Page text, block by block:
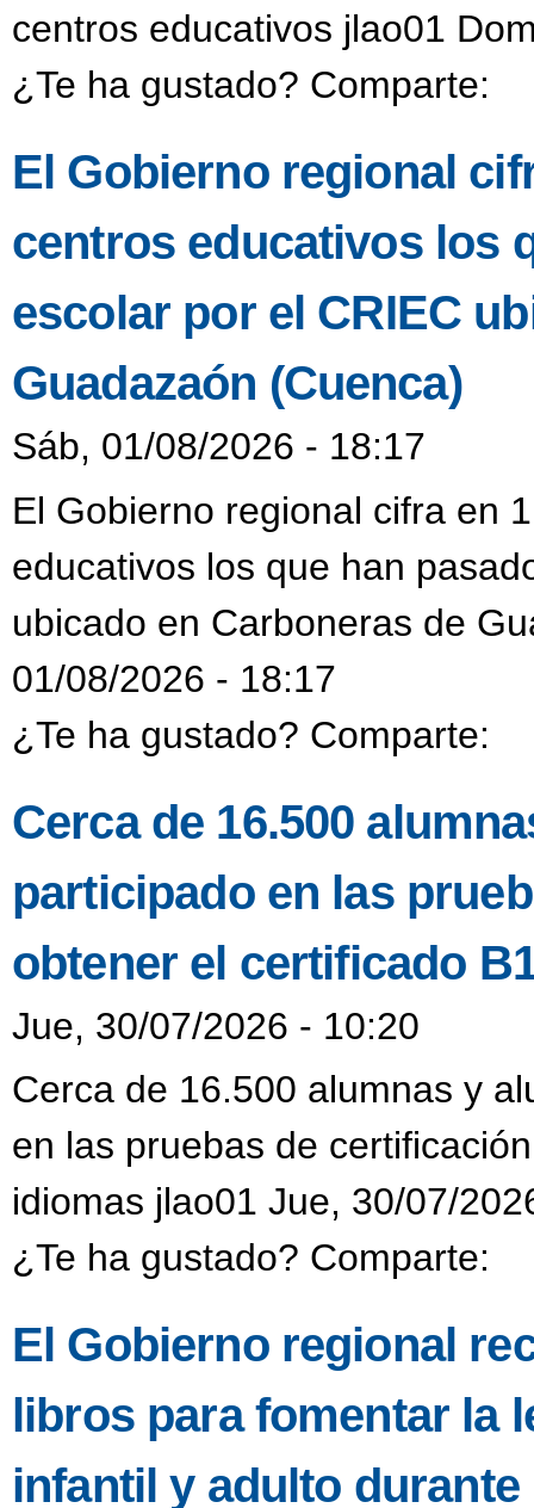
centros educativos jlao01
¿Te ha gustado? Comparte:
El Gobierno regional
centros educativos los
escolar por el CRIEC
Guadazaón (Cuenca)
Sáb, 01/08/2026 - 18:17
El Gobierno regional cifra en
educativos los que han
ubicado en Carboneras de
01/08/2026 - 18:17
¿Te ha gustado? Comparte:
Cerca de 16.500
participado en las
obtener el certificado
Jue, 30/07/2026 - 10:20
Cerca de 16.500 alumnas y
en las pruebas de
idiomas jlao01 Jue, 30/07/
¿Te ha gustado? Comparte:
El Gobierno regional
libros para fomentar la
infantil y adulto